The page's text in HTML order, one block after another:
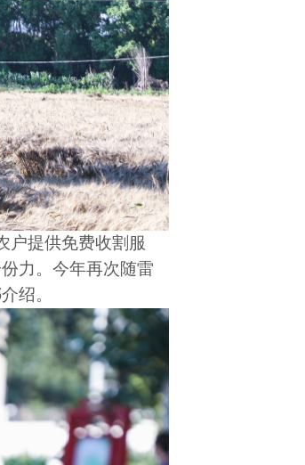
户提供免费收割服
力。今年再次随雷
绍。